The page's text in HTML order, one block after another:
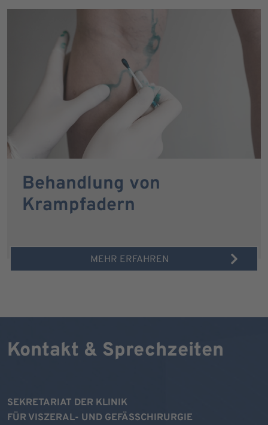
Behandlung von
Krampfadern
MEHR ERFAHREN
Kontakt & Sprechzeiten
SEKRETARIAT DER KLINIK
FÜR VISZERAL- UND GEFÄSSCHIRURGIE